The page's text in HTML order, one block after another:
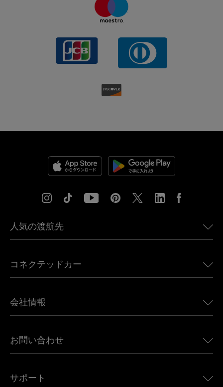
人気の渡航先
ヨーロッパ向けeSIM
カナダ向けeSIM
アフリカ向けeSIM
すべての目的地を見る
コネクテッドカー
Land Rover向けUbigi
Jeep向けUbigi
Mini向けUbigi
会社情報
Ubigi関連プレス
Ubigiアプリ
お問い合わせ
アフェリエイトプログラム
サポート